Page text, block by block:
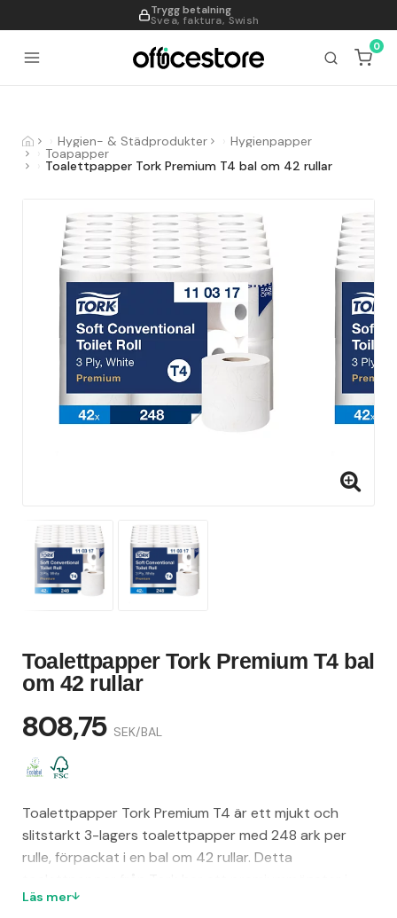
Trygg betalning
Svea, faktura, Swish
995
0
Hygien- & Städprodukter Hygienpapper
Toapapper
Toalettpapper Tork Premium T4 bal om 42 rullar
Toalettpapper Tork Premium T4 bal
om 42 rullar
808,75 SEK/BAL
Toalettpapper Tork Premium T4 är ett mjukt och
slitstarkt 3-lagers toalettpapper med 248 ark per
rulle, förpackat i en bal om 42 rullar. Detta
relief som ger en tjockare känsla och hög komfort för
Läs mer